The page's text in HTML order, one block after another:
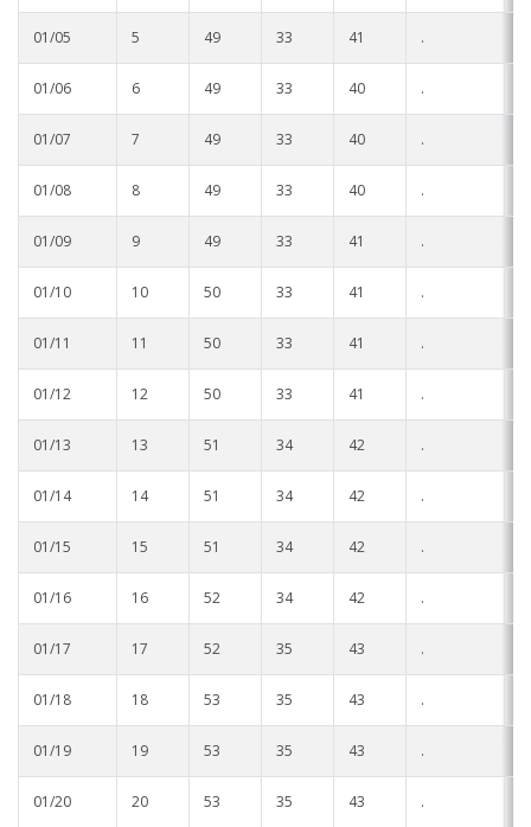
Rolling Fork
Stoneville 2010
Vicksburg Park
Yazoo City
01/05 5 49 33 41 .
01/06 6 49 33 40 .
01/07 7 49 33 40 .
01/08 8 49 33 40 .
01/09 9 49 33 41 .
01/10 10 50 33 41 .
01/11 11 50 33 41 .
01/12 12 50 33 41 .
01/13 13 51 34 42 .
01/14 14 51 34 42 .
01/15 15 51 34 42 .
01/16 16 52 34 42 .
01/17 17 52 35 43 .
01/18 18 53 35 43 .
01/19 19 53 35 43 .
01/20 20 53 35 43 .